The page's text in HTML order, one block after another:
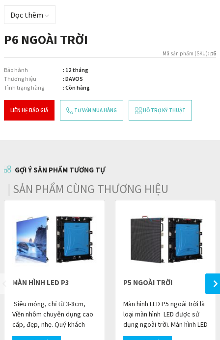
Đọc thêm
P6 NGOÀI TRỜI
Mã sản phẩm (SKU): p6
Bảo hành
: 12 tháng
Thương hiệu
: DAVOS
Tình trạng hàng
: Còn hàng
LIÊN HỆ BÁO GIÁ TƯ VẤN MUA HÀNG HỖ TRỢ KỸ THUẬT
GỢI Ý SẢN PHẨM TƯƠNG TỰ
| SẢN PHẨM CÙNG THƯƠNG HIỆU
MÀN HÌNH LED P3
Siêu mỏng, chỉ từ 3-8cm,
Viền nhôm chuyên dụng cao
cấp, đẹp, nhẹ. Quý khách
cũng có thể tùy chọn viền
P5 NGOÀI TRỜI
Màn hình LED P5 ngoài trời là
loại màn hình LED được sử
dụng ngoài trời. Màn hình LED
P5 được ghép từ những tấm